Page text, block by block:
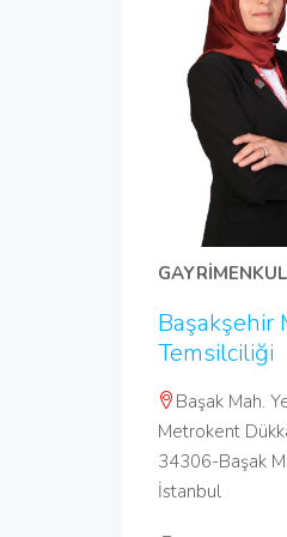
Başakşehir
Temsilciliği
Başak Mah.
Metrokent
34306-Başak
İstanbul